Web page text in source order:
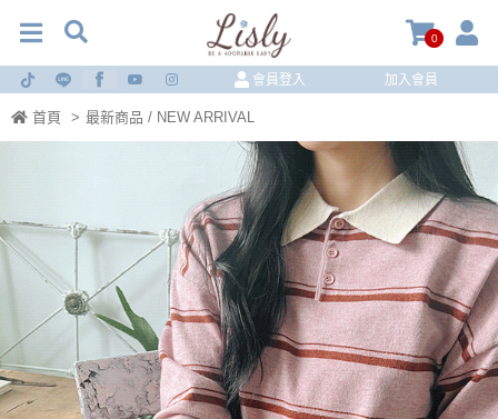
0
會員登入 加入會員
首頁 > 最新商品 / NEW ARRIVAL